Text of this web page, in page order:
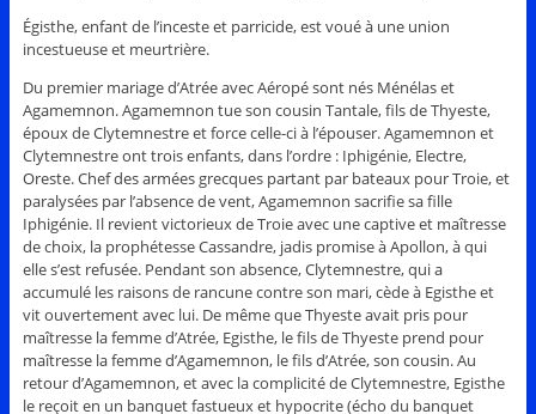
Égisthe, enfant de l’inceste et parricide, est voué à une union
incestueuse et meurtrière.
Du premier mariage d’Atrée avec Aéropé sont nés Ménélas et
Agamemnon. Agamemnon tue son cousin Tantale, fils de Thyeste,
époux de Clytemnestre et force celle-ci à l’épouser. Agamemnon et
Clytemnestre ont trois enfants, dans l’ordre : Iphigénie, Electre,
Oreste. Chef des armées grecques partant par bateaux pour Troie, et
paralysées par l’absence de vent, Agamemnon sacrifie sa fille
Iphigénie. Il revient victorieux de Troie avec une captive et maîtresse
de choix, la prophétesse Cassandre, jadis promise à Apollon, à qui
elle s’est refusée. Pendant son absence, Clytemnestre, qui a
accumulé les raisons de rancune contre son mari, cède à Egisthe et
vit ouvertement avec lui. De même que Thyeste avait pris pour
maîtresse la femme d’Atrée, Egisthe, le fils de Thyeste prend pour
maîtresse la femme d’Agamemnon, le fils d’Atrée, son cousin. Au
retour d’Agamemnon, et avec la complicité de Clytemnestre, Egisthe
le reçoit en un banquet fastueux et hypocrite (écho du banquet